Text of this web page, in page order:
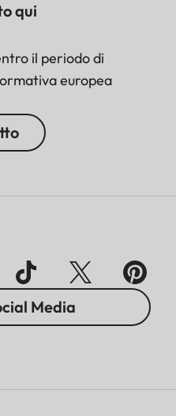
qui
il periodo di
europea
Media